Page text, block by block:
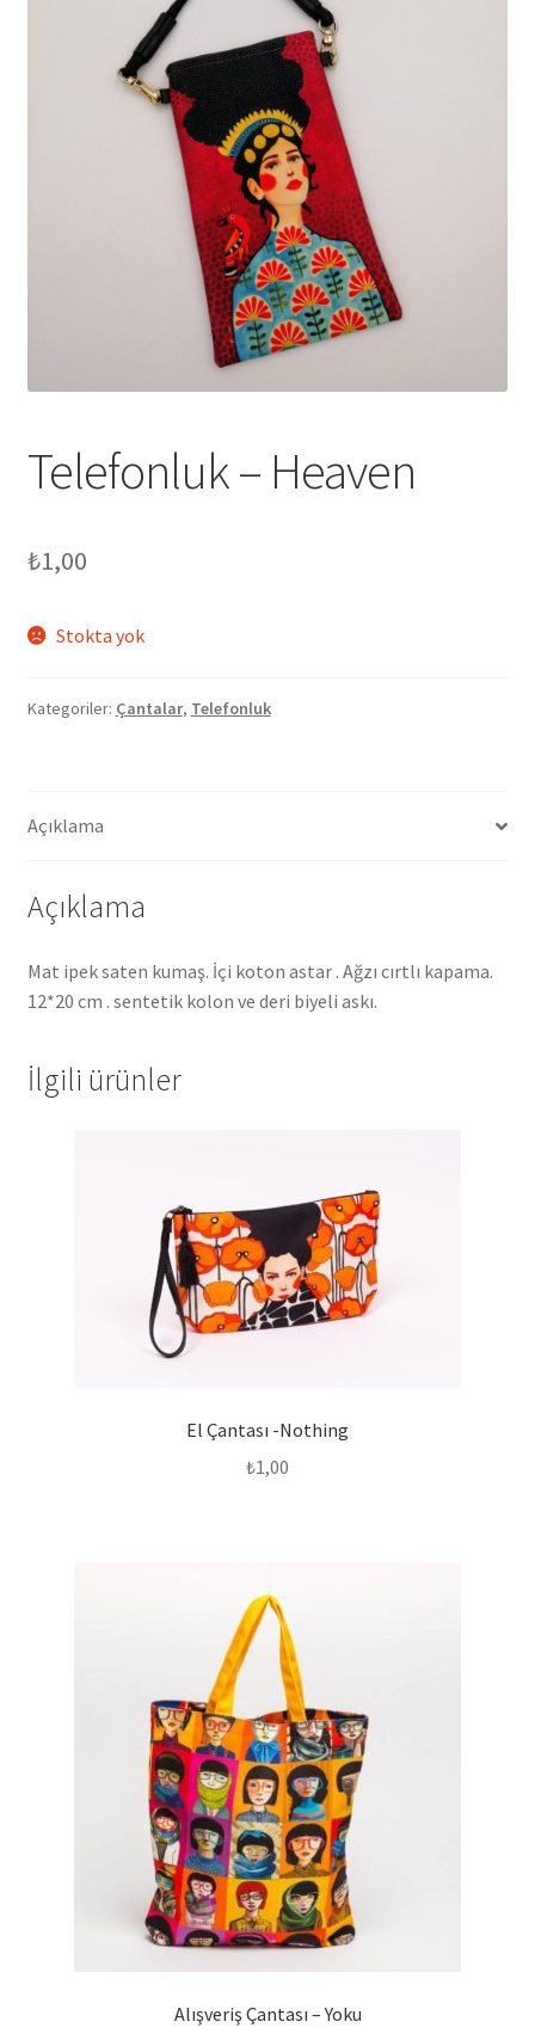
Telefonluk – Heaven
₺1,00
Stokta yok
Kategoriler: Çantalar, Telefonluk
Açıklama
Açıklama
Mat ipek saten kumaş. İçi koton astar . Ağzı cırtlı kapama.
12*20 cm . sentetik kolon ve deri biyeli askı.
İlgili ürünler
El Çantası -Nothing
₺1,00
Alışveriş Çantası – Yoku